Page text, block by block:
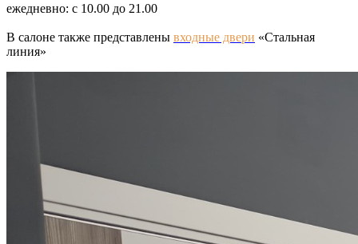
ежедневно: с 10.00 до 21.00
В салоне также представлены входные двери «Стальная
линия»